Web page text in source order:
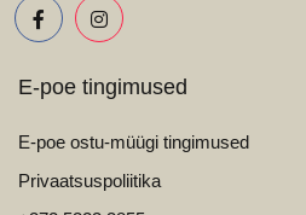
E-poe tingimused
E-poe ostu-müügi tingimused
Privaatsuspoliitika